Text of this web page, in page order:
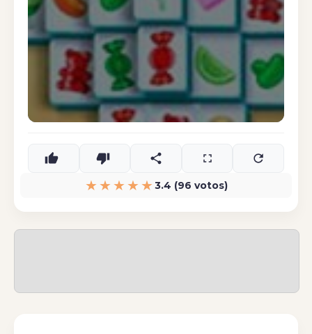
★★★★★ 3.4 (96 votos)